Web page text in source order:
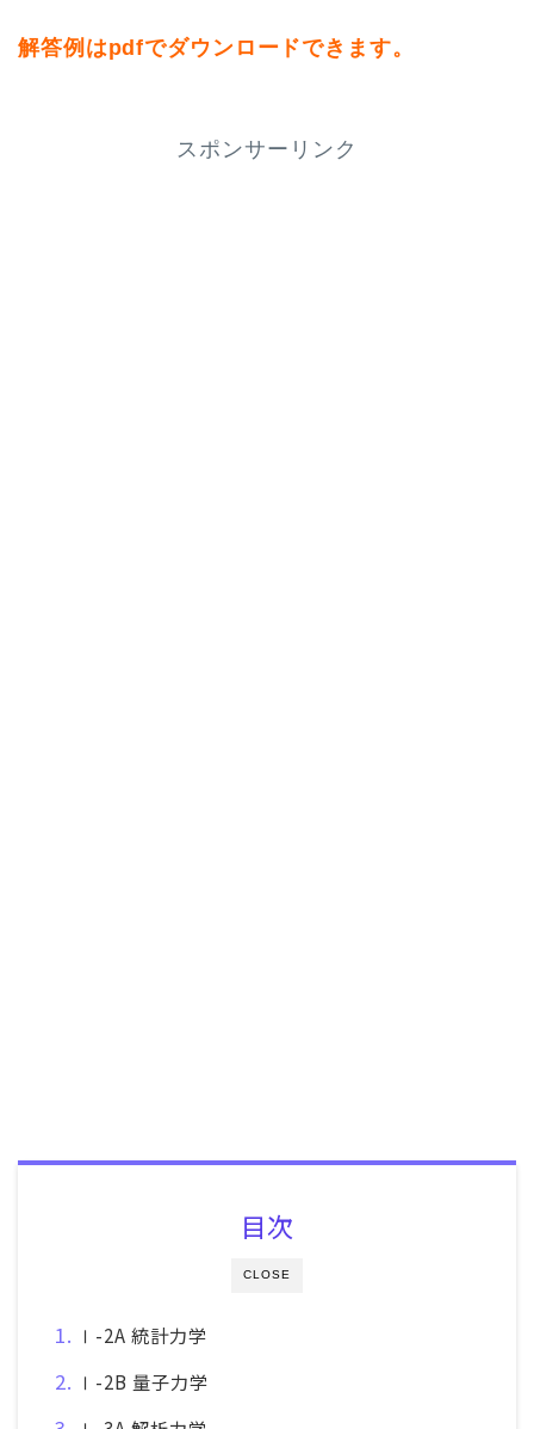
解答例はpdfでダウンロードできます。
スポンサーリンク
CLOSE
目次
Ⅰ-2A 統計力学
Ⅰ-2B 量子力学